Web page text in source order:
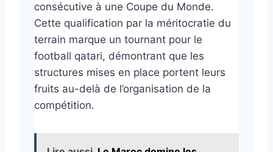
consécutive à une Coupe du Monde.
Cette qualification par la méritocratie du
terrain marque un tournant pour le
football qatari, démontrant que les
structures mises en place portent leurs
fruits au-delà de l’organisation de la
compétition.